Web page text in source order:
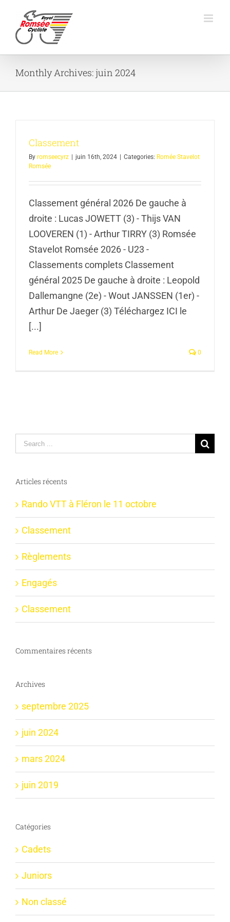
content
Monthly Archives: juin 2024
Classement
By romseecyrz juin 16th, 2024 Categories: Romée Stavelot
Romsée
Classement général 2026 De gauche à
droite : Lucas JOWETT (3) - Thijs VAN
LOOVEREN (1) - Arthur TIRRY (3) Romsée
Stavelot Romsée 2026 - U23 -
Classements complets Classement
général 2025 De gauche à droite : Leopold
Dallemangne (2e) - Wout JANSSEN (1er) -
Arthur De Jaeger (3) Téléchargez ICI le
[...]
Read More 0
Search
for:
Articles récents
Rando VTT à Fléron le 11 octobre
Classement
Règlements
Engagés
Classement
Commentaires récents
Archives
septembre 2025
juin 2024
mars 2024
juin 2019
Catégories
Cadets
Juniors
Non classé